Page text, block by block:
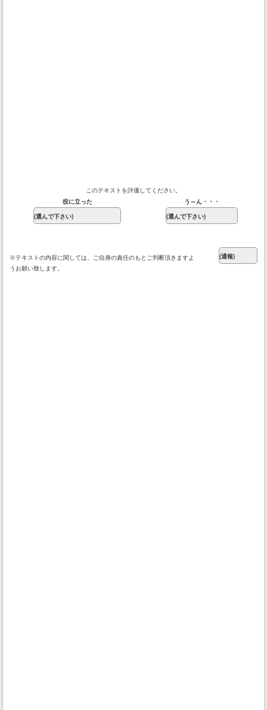
このテキストを評価してください。
役に立った
う～ん・・・
※テキストの内容に関しては、ご自身の責任のもとご判断頂きますよ
うお願い致します。